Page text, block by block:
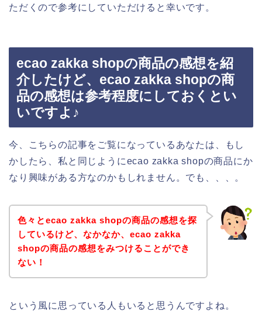
ただくので参考にしていただけると幸いです。
ecao zakka shopの商品の感想を紹
介したけど、ecao zakka shopの商
品の感想は参考程度にしておくとい
いですよ♪
今、こちらの記事をご覧になっているあなたは、もし
かしたら、私と同じようにecao zakka shopの商品にか
なり興味がある方なのかもしれません。でも、、、。
色々とecao zakka shopの商品の感想を探
しているけど、なかなか、ecao zakka
shopの商品の感想をみつけることができ
ない！
という風に思っている人もいると思うんですよね。